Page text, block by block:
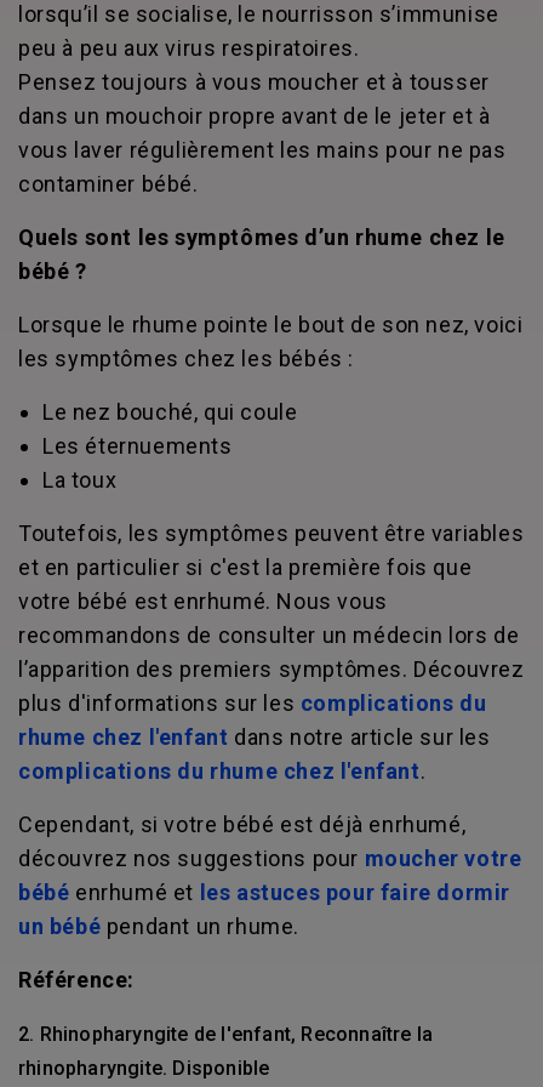
lorsqu’il se socialise, le nourrisson s’immunise
peu à peu aux virus respiratoires.
Pensez toujours à vous moucher et à tousser
dans un mouchoir propre avant de le jeter et à
vous laver régulièrement les mains pour ne pas
contaminer bébé.
Quels sont les symptômes d’un rhume chez le
bébé ?
Lorsque le rhume pointe le bout de son nez, voici
les symptômes chez les bébés :
Le nez bouché, qui coule
Les éternuements
La toux
Toutefois, les symptômes peuvent être variables
et en particulier si c'est la première fois que
votre bébé est enrhumé. Nous vous
recommandons de consulter un médecin lors de
l’apparition des premiers symptômes. Découvrez
plus d'informations sur les complications du
rhume chez l'enfant dans notre article sur les
complications du rhume chez l'enfant.
Cependant, si votre bébé est déjà enrhumé,
découvrez nos suggestions pour moucher votre
bébé enrhumé et les astuces pour faire dormir
un bébé pendant un rhume.
Référence:
2. Rhinopharyngite de l'enfant, Reconnaître la
rhinopharyngite. Disponible